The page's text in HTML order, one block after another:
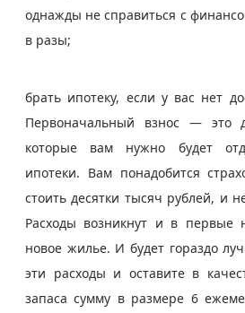
однажды не справиться с
в разы;
брать ипотеку, если у вас нет
Первоначальный взнос — это
которые вам нужно будет
ипотеки. Вам понадобится
стоить десятки тысяч рублей, и
Расходы возникнут и в первые
новое жилье. И будет гораздо
эти расходы и оставите в
запаса сумму в размере 6